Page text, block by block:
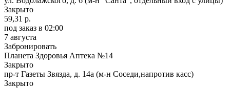
Закрыто
59,31 р.
под заказ в 02:00
7 августа
Забронировать
Планета Здоровья Аптека №14
Закрыто
пр-т Газеты Звязда, д. 14а (м-н Соседи,напротив касс)
Закрыто